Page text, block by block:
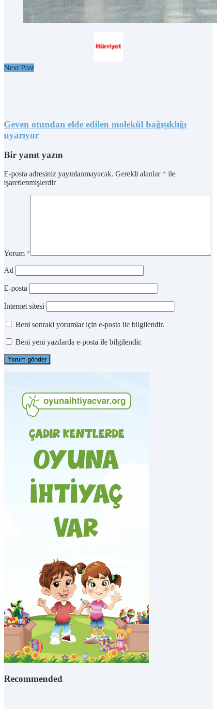
Next Post
Geven otundan elde edilen molekül bağışıklığı
uyarıyor
Bir yanıt yazın
E-posta adresiniz yayınlanmayacak. Gerekli alanlar * ile
işaretlenmişlerdir
Yorum *
Ad
E-posta
İnternet sitesi
Beni sonraki yorumlar için e-posta ile bilgilendir.
Beni yeni yazılarda e-posta ile bilgilendir.
Recommended